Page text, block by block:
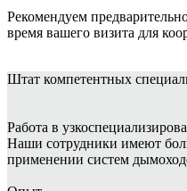
Рекомендуем
время вашего визита для
Штат компетентных
Работа в
Наши сотрудники имеют
применении систем